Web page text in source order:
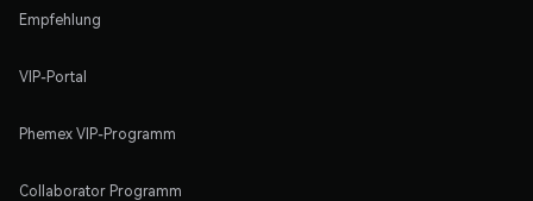
Empfehlung
VIP-Portal
Phemex VIP-Programm
Collaborator Programm